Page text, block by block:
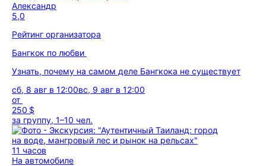
Александр
5,0
Рейтинг организатора
Бангкок по любви
Узнать, почему на самом деле Бангкока не существует
сб, 8 авг в 12:00вс, 9 авг в 12:00
от
250 $
за группу, 1–10 чел.
11 часов
На автомобиле